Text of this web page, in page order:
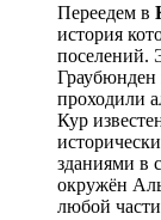
Переедем в
история
поселений.
Граубюнден
проходили
Кур
зданиями в
окружён
любой